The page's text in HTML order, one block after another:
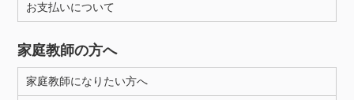
お支払いについて
家庭教師の方へ
家庭教師になりたい方へ